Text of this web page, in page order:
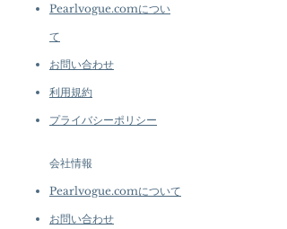
Pearlvogue.comについ
て
お問い合わせ
利用規約
プライバシーポリシー
会社情報
Pearlvogue.comについて
お問い合わせ